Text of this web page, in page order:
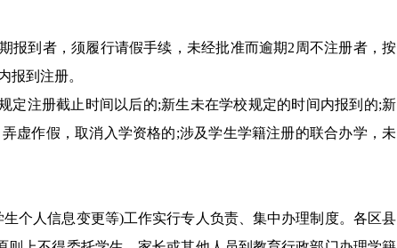
报到者，须履行请假手续，未经批准而逾期2周不注册者，按
报到注册。
定注册截止时间以后的;新生未在学校规定的时间内报到的;新
虚作假，取消入学资格的;涉及学生学籍注册的联合办学，未
个人信息变更等)工作实行专人负责、集中办理制度。各区县